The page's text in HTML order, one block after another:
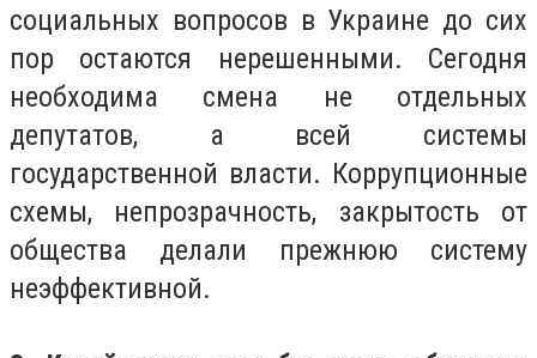
социальных вопросов в Украине до сих
пор остаются нерешенными. Сегодня
необходима смена не отдельных
депутатов, а всей системы
государственной власти. Коррупционные
схемы, непрозрачность, закрытость от
общества делали прежнюю систему
неэффективной.